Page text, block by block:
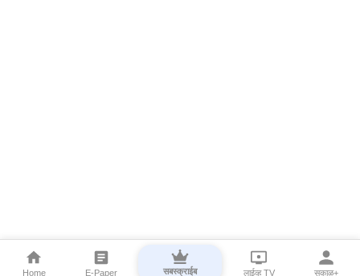
Home E-Paper सबस्क्राईब लाईव्ह TV सकाळ+